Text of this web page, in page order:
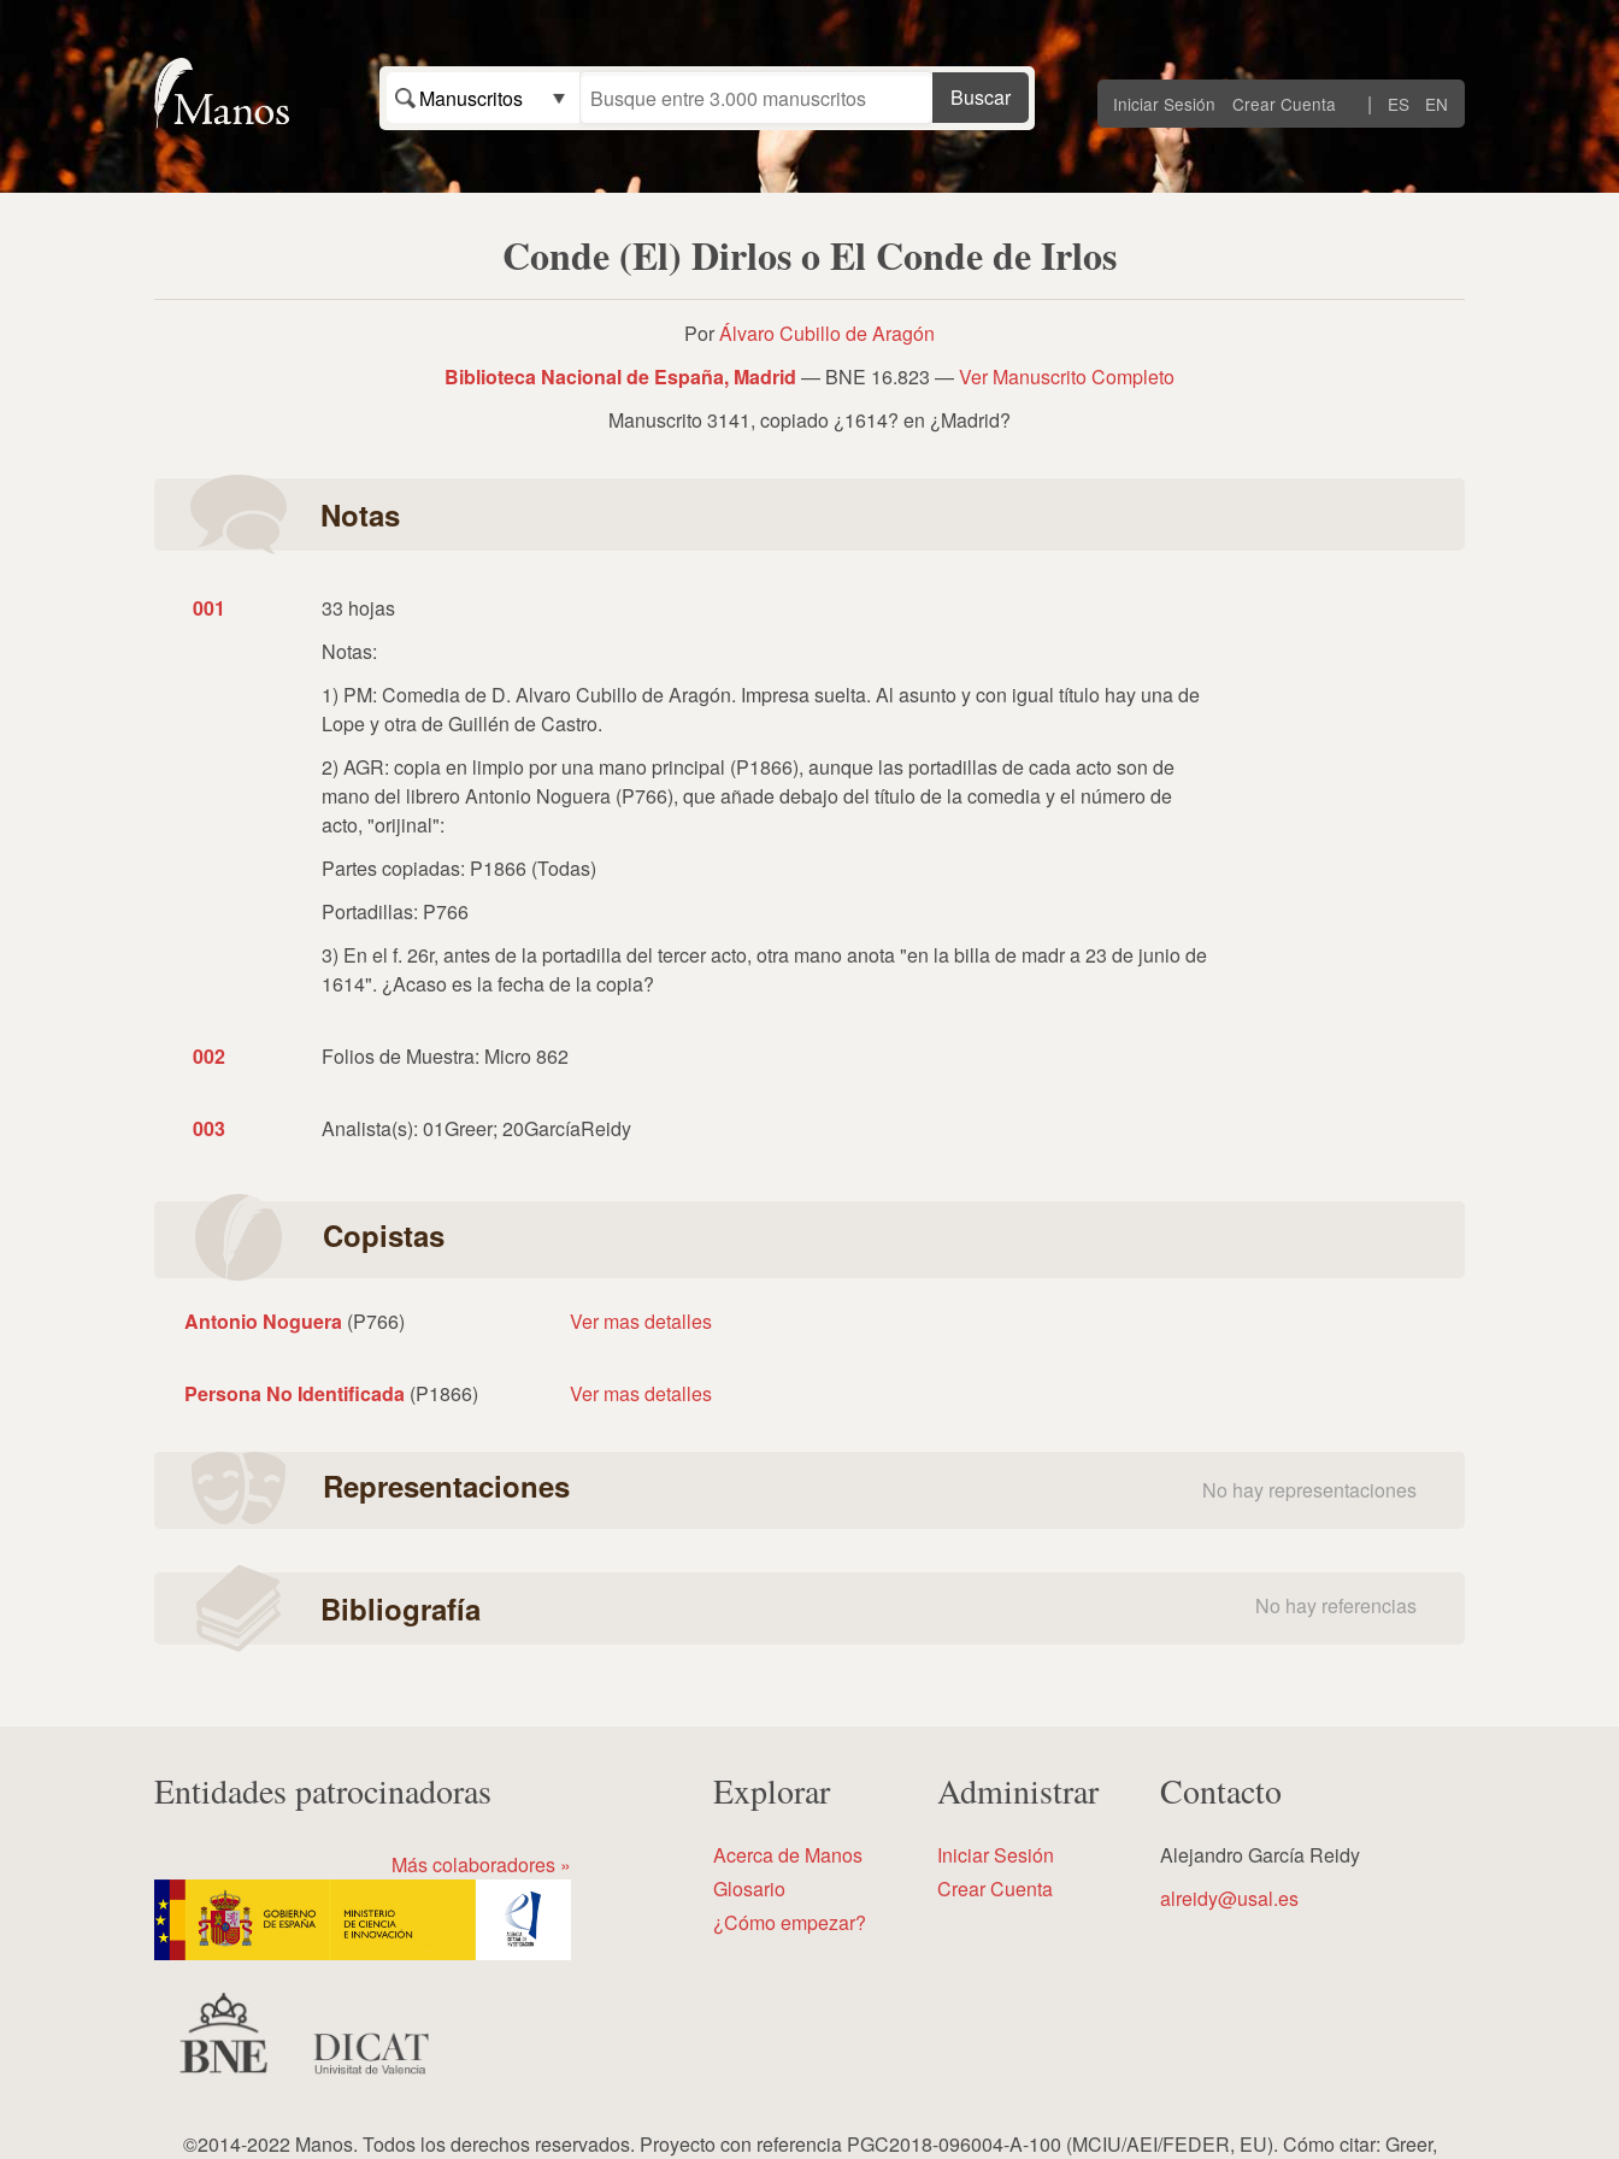
Manuscritos Iniciar Sesión Crear Cuenta | ES EN
Conde (El) Dirlos o El Conde de Irlos
PorÁlvaro Cubillo de Aragón
Biblioteca Nacional de España, Madrid — BNE 16.823 —Ver Manuscrito Completo
Manuscrito 3141, copiado ¿1614? en ¿Madrid?
Notas
001
33 hojas
Notas:
1) PM: Comedia de D. Alvaro Cubillo de Aragón. Impresa suelta. Al asunto y con igual título hay una de
Lope y otra de Guillén de Castro.
2) AGR: copia en limpio por una mano principal (P1866), aunque las portadillas de cada acto son de
mano del librero Antonio Noguera (P766), que añade debajo del título de la comedia y el número de
acto, "orijinal":
Partes copiadas: P1866 (Todas)
Portadillas: P766
3) En el f. 26r, antes de la portadilla del tercer acto, otra mano anota "en la billa de madr a 23 de junio de
1614". ¿Acaso es la fecha de la copia?
002 Folios de Muestra: Micro 862
003 Analista(s): 01Greer; 20GarcíaReidy
Copistas
Antonio Noguera (P766) Ver mas detalles
Persona No Identificada (P1866) Ver mas detalles
Representaciones No hay representaciones
Bibliografía No hay referencias
Entidades patrocinadoras
Más colaboradores »
Explorar
Acerca de Manos
Glosario
¿Cómo empezar?
Administrar
Iniciar Sesión
Crear Cuenta
Contacto
Alejandro García Reidy
alreidy@usal.es
©2014-2022 Manos. Todos los derechos reservados. Proyecto con referencia PGC2018-096004-A-100 (MCIU/AEI/FEDER, EU). Cómo citar: Greer,